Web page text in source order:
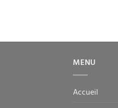
MENU
Accueil